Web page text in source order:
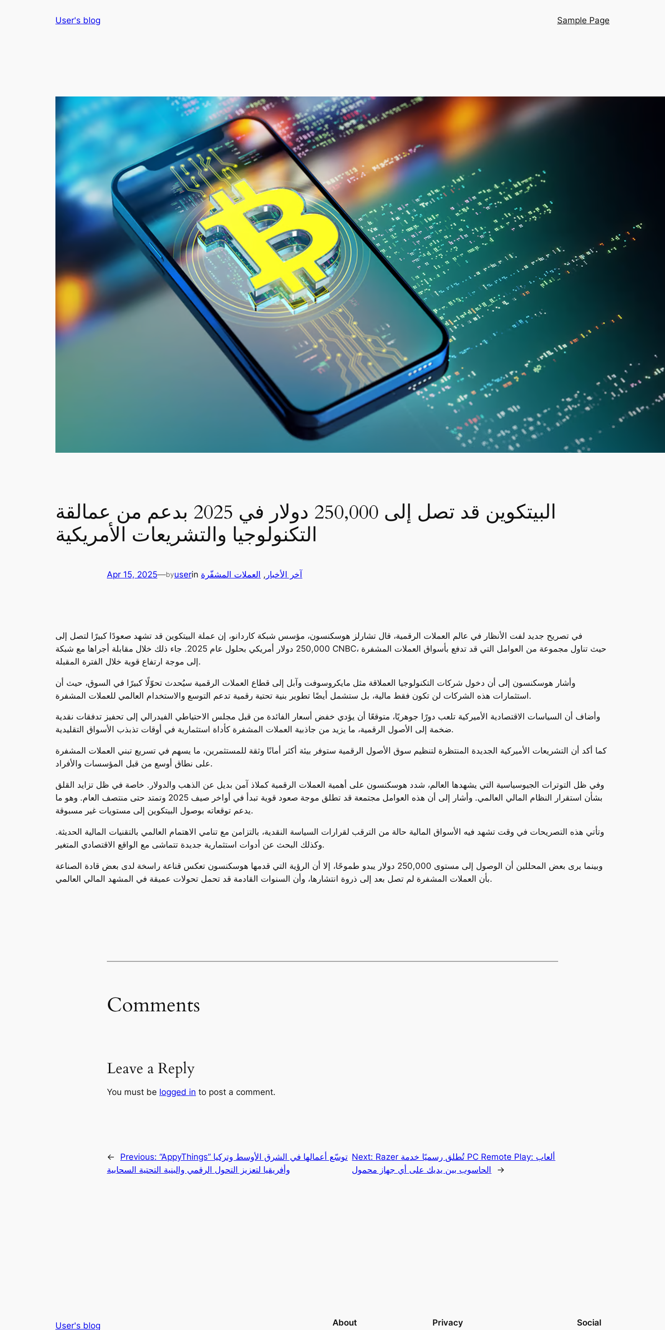
User's blog Sample Page
البيتكوين قد تصل إلى 250,000 دولار في 2025 بدعم من عمالقة
التكنولوجيا والتشريعات الأمريكية
Apr 15, 2025—byuserin آخر الأخبار , العملات المشفّرة
في تصريح جديد لفت الأنظار في عالم العملات الرقمية، قال تشارلز هوسكنسون، مؤسس شبكة كاردانو، إن عملة البيتكوين قد تشهد صعودًا كبيرًا لتصل إلى
250,000 دولار أمريكي بحلول عام 2025. جاء ذلك خلال مقابلة أجراها مع شبكة CNBC، حيث تناول مجموعة من العوامل التي قد تدفع بأسواق العملات المشفرة
إلى موجة ارتفاع قوية خلال الفترة المقبلة.
وأشار هوسكنسون إلى أن دخول شركات التكنولوجيا العملاقة مثل مايكروسوفت وآبل إلى قطاع العملات الرقمية سيُحدث تحوّلًا كبيرًا في السوق، حيث أن
استثمارات هذه الشركات لن تكون فقط مالية، بل ستشمل أيضًا تطوير بنية تحتية رقمية تدعم التوسع والاستخدام العالمي للعملات المشفرة.
وأضاف أن السياسات الاقتصادية الأميركية تلعب دورًا جوهريًا، متوقعًا أن يؤدي خفض أسعار الفائدة من قبل مجلس الاحتياطي الفيدرالي إلى تحفيز تدفقات نقدية
ضخمة إلى الأصول الرقمية، ما يزيد من جاذبية العملات المشفرة كأداة استثمارية في أوقات تذبذب الأسواق التقليدية.
كما أكد أن التشريعات الأميركية الجديدة المنتظرة لتنظيم سوق الأصول الرقمية ستوفر بيئة أكثر أمانًا وثقة للمستثمرين، ما يسهم في تسريع تبني العملات المشفرة
على نطاق أوسع من قبل المؤسسات والأفراد.
وفي ظل التوترات الجيوسياسية التي يشهدها العالم، شدد هوسكنسون على أهمية العملات الرقمية كملاذ آمن بديل عن الذهب والدولار. خاصة في ظل تزايد القلق
بشأن استقرار النظام المالي العالمي. وأشار إلى أن هذه العوامل مجتمعة قد تطلق موجة صعود قوية تبدأ في أواخر صيف 2025 وتمتد حتى منتصف العام. وهو ما
يدعم توقعاته بوصول البيتكوين إلى مستويات غير مسبوقة.
وتأتي هذه التصريحات في وقت تشهد فيه الأسواق المالية حالة من الترقب لقرارات السياسة النقدية، بالتزامن مع تنامي الاهتمام العالمي بالتقنيات المالية الحديثة.
وكذلك البحث عن أدوات استثمارية جديدة تتماشى مع الواقع الاقتصادي المتغير.
وبينما يرى بعض المحللين أن الوصول إلى مستوى 250,000 دولار يبدو طموحًا، إلا أن الرؤية التي قدمها هوسكنسون تعكس قناعة راسخة لدى بعض قادة الصناعة
بأن العملات المشفرة لم تصل بعد إلى ذروة انتشارها، وأن السنوات القادمة قد تحمل تحولات عميقة في المشهد المالي العالمي.
Comments
Leave a Reply
You must be logged in to post a comment.
← Previous: “AppyThings” توسّع أعمالها في الشرق الأوسط وتركيا
وأفريقيا لتعزيز التحول الرقمي والبنية التحتية السحابية
Next: Razer تُطلق رسميًا خدمة PC Remote Play: ألعاب
الحاسوب بين يديك على أي جهاز محمول
→
User's blog About Privacy Social